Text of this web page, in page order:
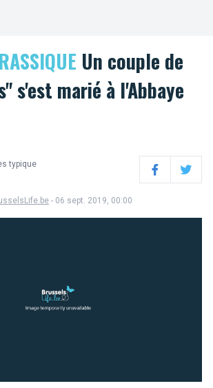
Un couple de
s'est marié à l'Abbaye
typique
FacebookTwitter
- 06 sept. 2019, 00:00